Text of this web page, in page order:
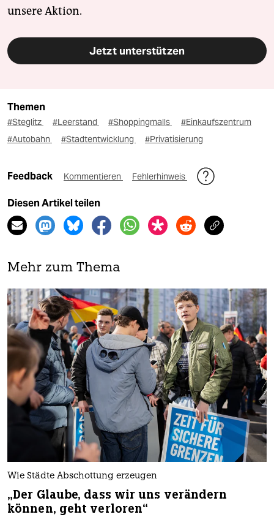
unsere Aktion.
Jetzt unterstützen
Themen
#Steglitz #Leerstand #Shoppingmalls
#Einkaufszentrum
#Autobahn
#Stadtentwicklung #Privatisierung
Feedback Kommentieren Fehlerhinweis
Diesen Artikel teilen
Mehr zum Thema
Wie Städte Abschottung erzeugen
„Der Glaube, dass wir uns verändern
können, geht verloren“